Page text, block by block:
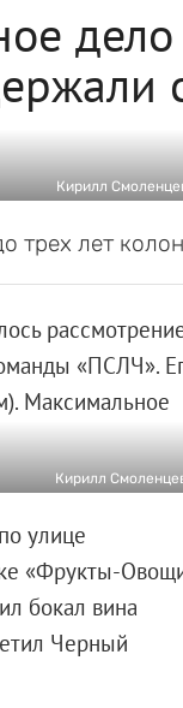
дело
Кирилл
трех лет
«ПСЛЧ».
Максимальное
Кирилл
улице
«Фрукты-
бокал вина
Черный